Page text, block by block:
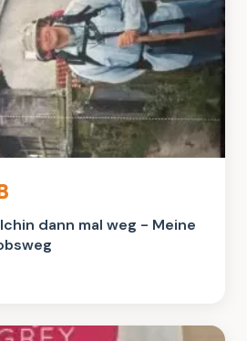
dann mal weg - Meine